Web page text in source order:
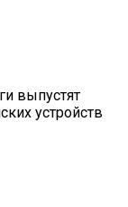
выпустят
устройств